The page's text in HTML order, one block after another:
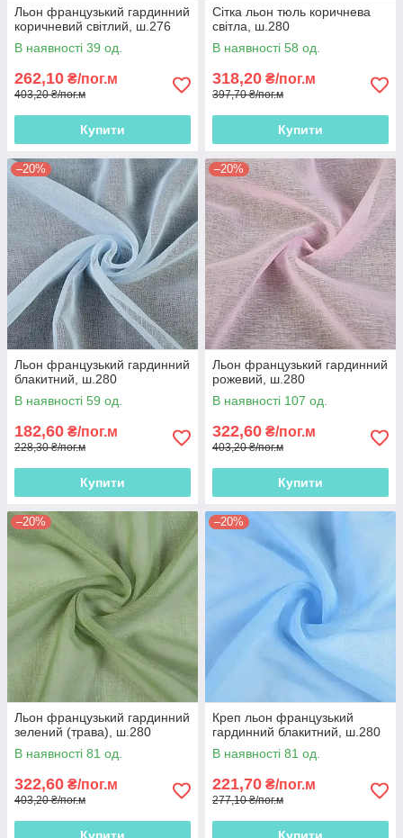
Льон французький гардинний
коричневий світлий, ш.276
В наявності 39 од.
262,10 ₴/пог.м
403,20 ₴/пог.м
Купити
Сітка льон тюль коричнева
світла, ш.280
В наявності 58 од.
318,20 ₴/пог.м
397,70 ₴/пог.м
Купити
–20%
Льон французький гардинний
блакитний, ш.280
В наявності 59 од.
182,60 ₴/пог.м
228,30 ₴/пог.м
Купити
–20%
Льон французький гардинний
рожевий, ш.280
В наявності 107 од.
322,60 ₴/пог.м
403,20 ₴/пог.м
Купити
–20%
Льон французький гардинний
зелений (трава), ш.280
В наявності 81 од.
322,60 ₴/пог.м
403,20 ₴/пог.м
–20%
Креп льон французький
гардинний блакитний, ш.280
В наявності 81 од.
221,70 ₴/пог.м
277,10 ₴/пог.м